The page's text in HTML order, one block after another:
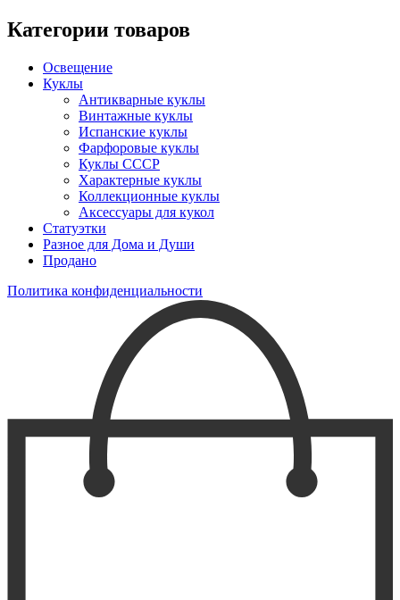
Категории товаров
Освещение
Куклы
Антикварные куклы
Винтажные куклы
Испанские куклы
Фарфоровые куклы
Куклы СССР
Характерные куклы
Коллекционные куклы
Аксессуары для кукол
Статуэтки
Разное для Дома и Души
Продано
Политика конфиденциальности